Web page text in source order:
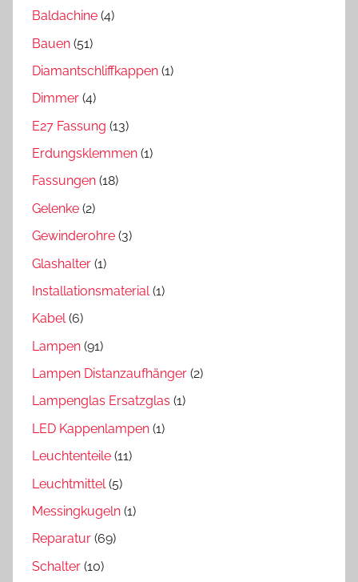
Baldachine (4)
Bauen (51)
Diamantschliffkappen (1)
Dimmer (4)
E27 Fassung (13)
Erdungsklemmen (1)
Fassungen (18)
Gelenke (2)
Gewinderohre (3)
Glashalter (1)
Installationsmaterial(1)
Kabel(6)
Lampen (91)
Lampen Distanzaufhänger (2)
Lampenglas Ersatzglas (1)
LED Kappenlampen (1)
Leuchtenteile (11)
Leuchtmittel (5)
Messingkugeln (1)
Reparatur (69)
Schalter (10)